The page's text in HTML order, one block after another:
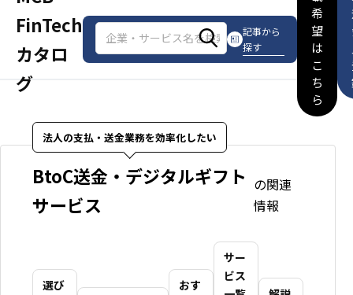
FinTech
カタロ
グ
記事から
探す
希
望
は
こ
ち
ら
法人の支払・送金業務を効率化したい
BtoC送金・デジタルギフト
サービス
の関連
情報
選び
おす
サー
ビス